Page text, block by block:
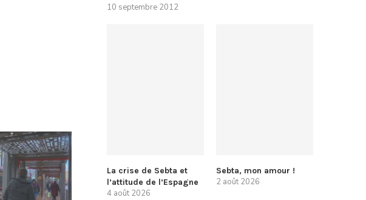
10 septembre 2012
La crise de Sebta et
l’attitude de l’Espagne
4 août 2026
Sebta, mon amour !
2 août 2026